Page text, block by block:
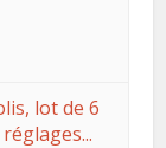
lot de 6